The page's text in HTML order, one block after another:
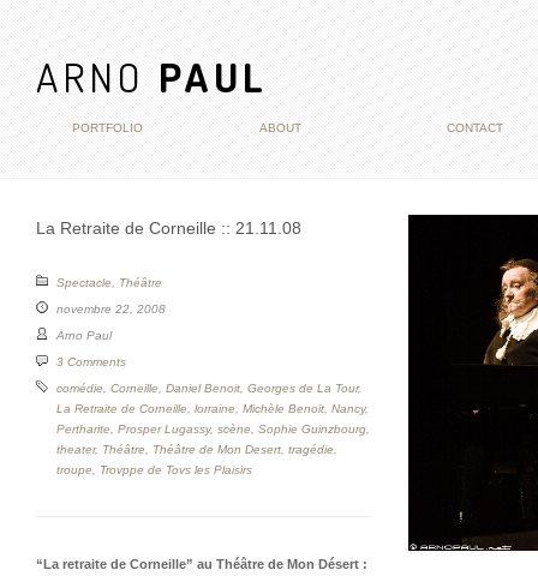
ARNO PAUL
PORTFOLIO ABOUT CONTACT
La Retraite de Corneille :: 21.11.08
Spectacle
Théâtre
novembre 22, 2008
Arno Paul
3 Comments
comédie
Corneille Daniel Benoit Georges de La Tour,
La Retraite de Corneille
lorraine Michèle Benoit Nancy,
Pertharite
Prosper Lugassy, scène Sophie Guinzbourg
theater, Théâtre Théâtre de Mon Desert tragédie
troupe
Trovppe de Tovs les Plaisirs
“La retraite de Corneille” au Théâtre de Mon Désert :